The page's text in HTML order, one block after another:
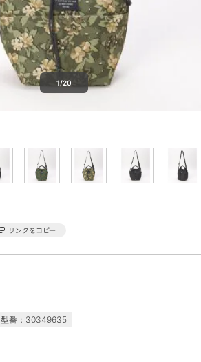
1/20
型番：30349635